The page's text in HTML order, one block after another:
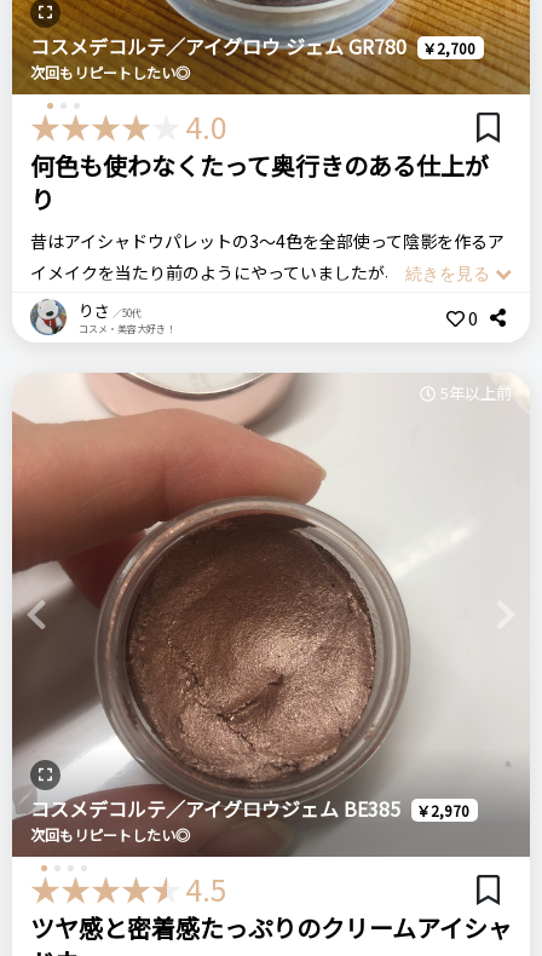
ログイン
注意点
元々アイメイクやリップは専用リムーバーで落としているの
で、このクレンジングでそれらが落ちるのかは不明です
おすすめする人・おすすめしない人
クレンジングの時間をゆっくり楽しみたい人、乾燥肌の人など
比較したもの・こちらを選んだ理由
クレンジングをいろいろ揃えるのが好きなので、ちょっと高い
ラインも使ってみたくなりました
10,000円 百貨店
コスメデコルテ
AQミリオリティ
リペアクレンジングクリーム
クレンジング
＼ショップで商品を探す／
ステマっぽい
コメント（0 件）
COSMEDECORTE コスメデコルテ
アイグロウ ジェム BR381
リピート回数・頻度
ログイン
良いところ
グラデーションがしやすい
発色が良い
肌への密着感が良い
悪いところ（残念）
特にありません
注意点
筆より指での使用をおすすめします
おすすめする人・おすすめしない人
一度皆さん試して見てほしい！私ははじめての感触のこちらに
感動しました！発色もいいし皆さんにおすすめします。
比較したもの・こちらを選んだ理由
お店の方におすすめされて購入。
コスメデコルテ／アイグロウ ジェム GR780
￥2,700
次回もリピートしたい◎
4.0
何色も使わなくたって奥行きのある仕上が
り
昔はアイシャドウパレットの3〜4色を全部使って陰影を作るア
イメイクを当たり前のようにやっていましたが、このアイグロ
ウジェムを購入したのをきっかけに1色で完結するメイクもい
いなぁと思うようになりました。
コスメデコルテのカウンターでBAさんに「お客さまにはこの色
がお似合いだと思います」と勧められたのがこのカーキ色でし
自分ではなかなか選ばないような色でしたがタッチアップして
もらうと（まだコロナ以前だったので）、確かにしっくり馴染
んでいる気がします。
あまり濃く乗せると殴られた感が出てしまうのですが、ワイパ
ー塗りでグラデーションをつけると1色だけで仕上げたとは思
えない奥行きが出ます。
ゴールドのラメが入っているのが地味メイクに終わらせなくて
良い感じです。
スフレっぽいフワフワした不思議な感触も指塗りがしやすくて
お気に入りです。
COSMEDECORTE コスメデコルテ
アイグロウ ジェム GR780
りさ ／50代
コスメ・美容大好き！
0
Previous
5年以上前
コスメデコルテ／アイグロウジェム BE385
￥2,970
次回もリピートしたい◎
4.5
ツヤ感と密着感たっぷりのクリームアイシャ